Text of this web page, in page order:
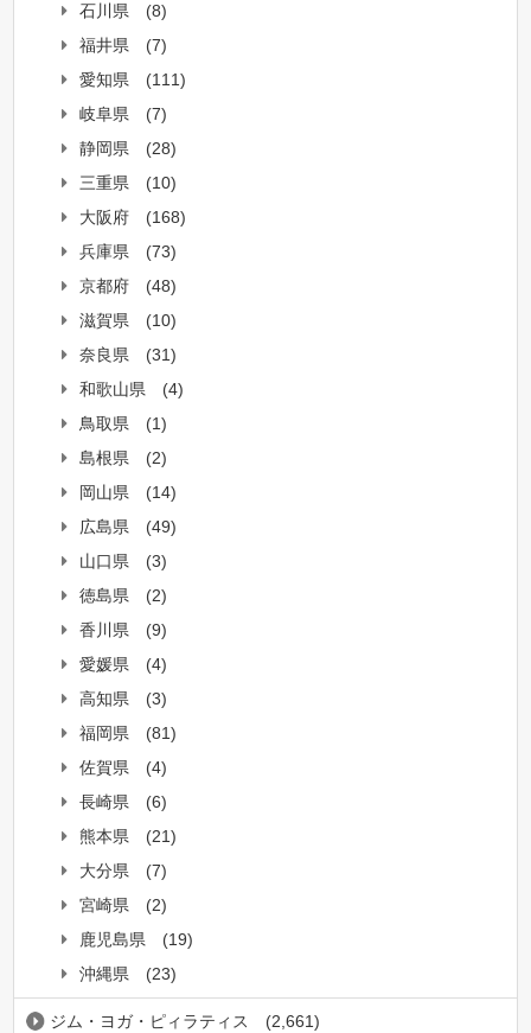
石川県
(8)
福井県
(7)
愛知県
(111)
岐阜県
(7)
静岡県
(28)
三重県
(10)
大阪府
(168)
兵庫県
(73)
京都府
(48)
滋賀県
(10)
奈良県
(31)
和歌山県
(4)
鳥取県
(1)
島根県
(2)
岡山県
(14)
広島県
(49)
山口県
(3)
徳島県
(2)
香川県
(9)
愛媛県
(4)
高知県
(3)
福岡県
(81)
佐賀県
(4)
長崎県
(6)
熊本県
(21)
大分県
(7)
宮崎県
(2)
鹿児島県
(19)
沖縄県
(23)
ジム・ヨガ・ピィラティス
(2,661)